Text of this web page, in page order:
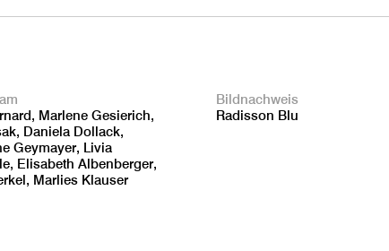
Marlene Gesierich,
Daniela Dollack,
Geymayer, Livia
Elisabeth Albenberger,
Marlies Klauser
Bildnachweis
Radisson Blu